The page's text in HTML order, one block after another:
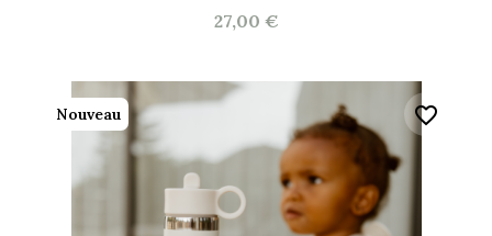
27,00 €
Nouveau favorite_border